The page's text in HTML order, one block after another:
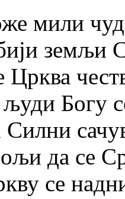
мили
земљи
Црква
Богу
да се
се